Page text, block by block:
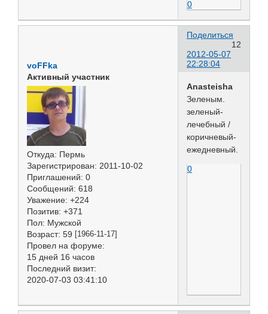
0
Поделиться
12
2012-05-07
22:28:04
voFFka
Активный участник
Откуда: Пермь
Зарегистрирован: 2011-10-02
Приглашений: 0
Сообщений: 618
Уважение: +224
Позитив: +371
Пол: Мужской
Возраст: 59 [1966-11-17]
Провел на форуме:
15 дней 16 часов
Последний визит:
2020-07-03 03:41:10
Anasteisha
Зеленым.
зеленый-
лечебный /
коричневый-
ежедневный.
0